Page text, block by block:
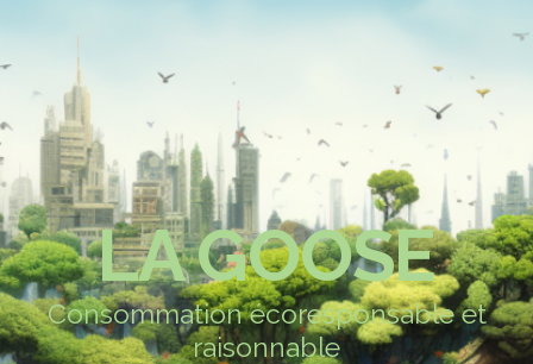
LA GOOSE
Consommation écoresponsable et
raisonnable